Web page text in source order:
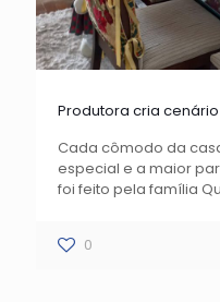
Produtora cria
Cada cômodo da
especial e a maior
foi feito pela família
0